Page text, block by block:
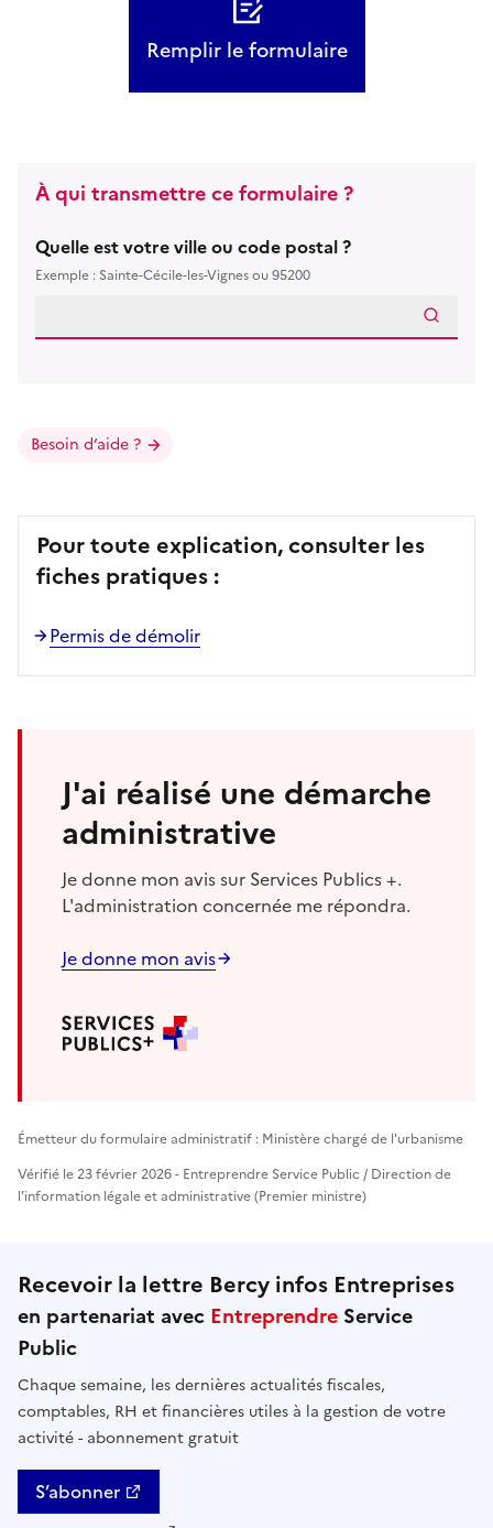
Remplir le formulaire
À qui transmettre ce formulaire ?
Quelle est votre ville ou code postal ?
Exemple : Sainte-Cécile-les-Vignes ou 95200
Besoin d’aide ?
Pour toute explication, consulter les
fiches pratiques :
Permis de démolir
J'ai réalisé une démarche
administrative
Je donne mon avis sur Services Publics +.
L'administration concernée me répondra.
Je donne mon avis
Émetteur du formulaire administratif : Ministère chargé de l'urbanisme
Vérifié le 23 février 2026 - Entreprendre Service Public / Direction de
l'information légale et administrative (Premier ministre)
Recevoir la lettre Bercy infos Entreprises
en partenariat avec Entreprendre Service
Public
Chaque semaine, les dernières actualités fiscales,
comptables, RH et financières utiles à la gestion de votre
activité - abonnement gratuit
S’abonner